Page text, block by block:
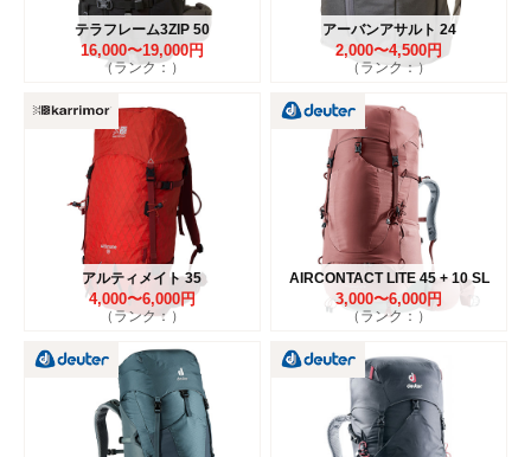
テラフレーム3ZIP 50
16,000〜19,000円
（ランク：）
アーバンアサルト 24
2,000〜4,500円
（ランク：）
アルティメイト 35
4,000〜6,000円
（ランク：）
AIRCONTACT LITE 45 + 10 SL
3,000〜6,000円
（ランク：）